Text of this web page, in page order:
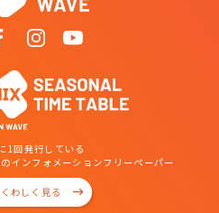
1回発行している
インフォメーションフリーペーパー
くわしく見る